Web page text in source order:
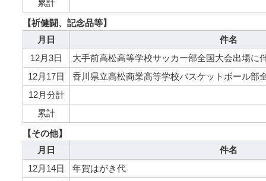
累計
【祈健闘、記念品等】
月日
件名
12月3日
大手前高松高等学校サッカー部全国大会出場に
12月17日
香川県立高松商業高等学校バスケットボール部
12月分計
累計
【その他】
月日
件名
12月14日
年賀はがき代